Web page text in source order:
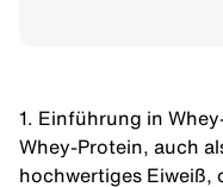
1. Einführung in
Whey-Protein, auch
hochwertiges Eiweiß,